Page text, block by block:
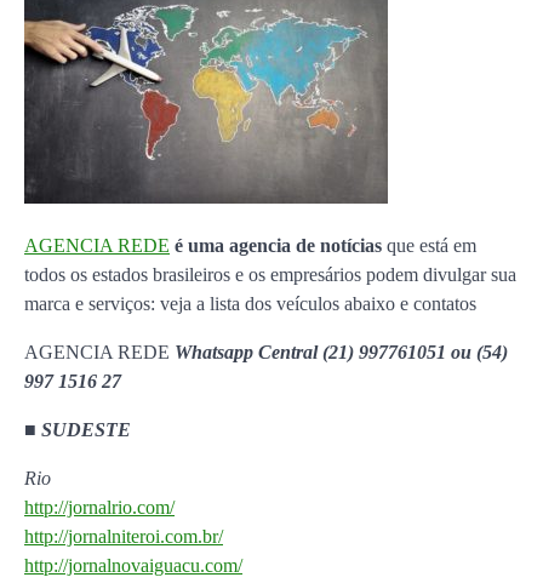
AGENCIA REDE é uma agencia de notícias que está em
todos os estados brasileiros e os empresários podem divulgar sua
marca e serviços: veja a lista dos veículos abaixo e contatos
AGENCIA REDE Whatsapp Central (21) 997761051 ou (54)
997 1516 27
■ SUDESTE
Rio
http://jornalrio.com/
http://jornalniteroi.com.br/
http://jornalnovaiguacu.com/